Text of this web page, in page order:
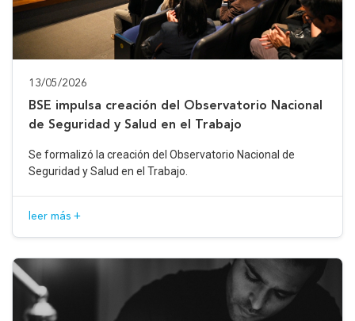
13/05/2026
BSE impulsa creación del Observatorio Nacional
de Seguridad y Salud en el Trabajo
Se formalizó la creación del Observatorio Nacional de
Seguridad y Salud en el Trabajo.
leer más +